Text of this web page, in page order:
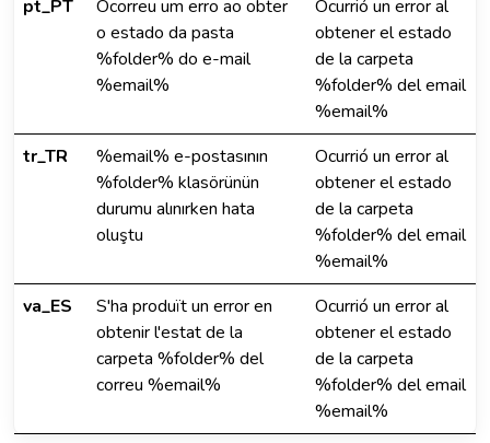
pt_PT
Ocorreu um erro ao obter
o estado da pasta
%folder% do e-mail
%email%
Ocurrió un error al
obtener el estado
de la carpeta
%folder% del email
%email%
tr_TR
%email% e-postasının
%folder% klasörünün
durumu alınırken hata
oluştu
Ocurrió un error al
obtener el estado
de la carpeta
%folder% del email
%email%
va_ES
S'ha produït un error en
obtenir l'estat de la
carpeta %folder% del
correu %email%
Ocurrió un error al
obtener el estado
de la carpeta
%folder% del email
%email%